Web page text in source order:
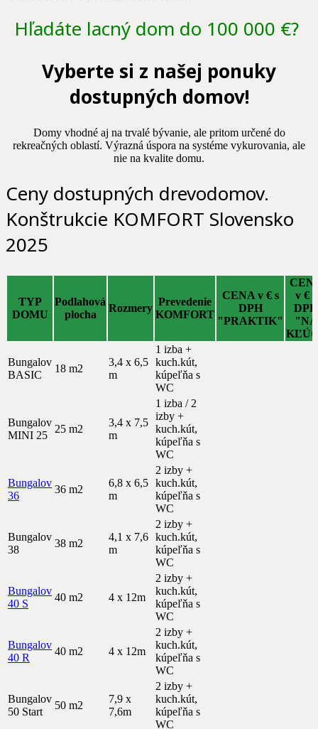
Hľadáte lacný dom do 100 000 €?
Vyberte si z našej ponuky
dostupných domov!
Domy vhodné aj na trvalé bývanie, ale pritom určené do
rekreačných oblastí. Výrazná úspora na systéme vykurovania, ale
nie na kvalite domu.
Ceny dostupných drevodomov.
Konštrukcie KOMFORT Slovensko
2025
TYP
DOMU
Podlahová
plocha
Rozmery
Prevedenie
KOMFORT
CENA v € s
DPH
"PRAKTIK"
v € s
DPH
"NA
Bungalov
BASIC
18 m2
3,4 x 6,5
m
1 izba +
kuch.kút,
kúpeľňa s
WC
Bungalov
MINI 25
25 m2
3,4 x 7,5
m
1 izba / 2
izby +
kuch.kút,
kúpeľňa s
WC
Bungalov
36
36 m2
6,8 x 6,5
m
2 izby +
kuch.kút,
kúpeľňa s
WC
Bungalov
38
38 m2
4,1 x 7,6
m
2 izby +
kuch.kút,
kúpeľňa s
WC
Bungalov
40 S
40 m2 4 x 12m
2 izby +
kuch.kút,
kúpeľňa s
WC
Bungalov
40 R
40 m2 4 x 12m
2 izby +
kuch.kút,
kúpeľňa s
WC
Bungalov
50 Start
50 m2
7,9 x
7,6m
2 izby +
kuch.kút,
kúpeľňa s
WC